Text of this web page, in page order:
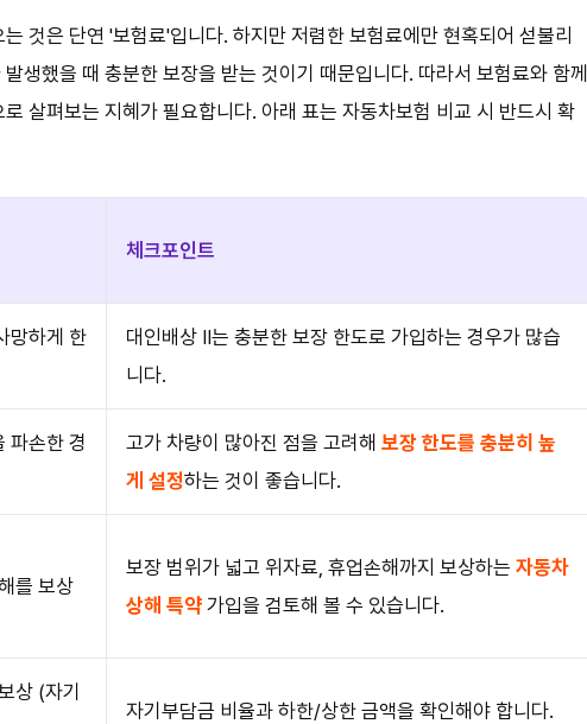
것은 단연 '보험료'입니다. 하지만 저렴한 보험료에만 현혹되어 섣불리
생했을 때 충분한 보장을 받는 것이기 때문입니다. 따라서 보험료와 함께
살펴보는 지혜가 필요합니다. 아래 표는 자동차보험 비교 시 반드시 확
체크포인트
망하게 한
대인배상 Ⅱ는 충분한 보장 한도로 가입하는 경우가 많습
니다.
파손한 경
고가 차량이 많아진 점을 고려해 보장 한도를 충분히 높
게 설정하는 것이 좋습니다.
를 보상
보장 범위가 넓고 위자료, 휴업손해까지 보상하는 자동차
상해 특약 가입을 검토해 볼 수 있습니다.
상 (자기
자기부담금 비율과 하한/상한 금액을 확인해야 합니다.